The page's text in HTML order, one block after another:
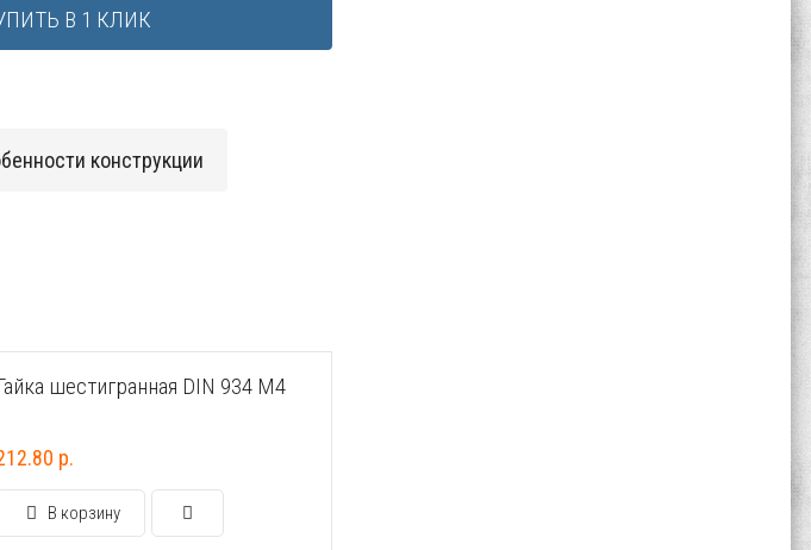
В 1 КЛИК
конструкции
шестигранная DIN 934 М4
р.
В корзину